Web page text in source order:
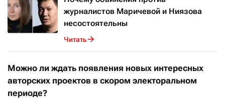
журналистов Маричевой и Ниязова
несостоятельны
Читать
Можно ли ждать появления новых интересных
авторских проектов в скором электоральном
периоде?